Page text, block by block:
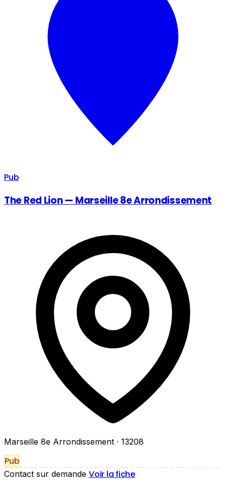
Pub
The Red Lion — Marseille 8e Arrondissement
Marseille 8e Arrondissement · 13208
Pub
Contact sur demande Voir la fiche